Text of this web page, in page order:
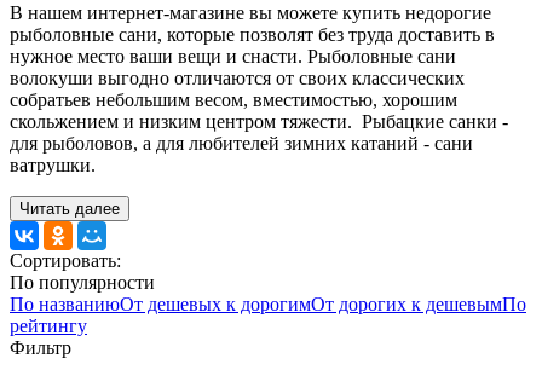
В нашем интернет-магазине вы можете купить недорогие
рыболовные сани, которые позволят без труда доставить в
нужное место ваши вещи и снасти. Рыболовные сани
волокуши выгодно отличаются от своих классических
собратьев небольшим весом, вместимостью, хорошим
скольжением и низким центром тяжести. Рыбацкие санки -
для рыболовов, а для любителей зимних катаний - сани
ватрушки.
Читать далее
Сортировать:
По популярности
По названиюОт дешевых к дорогимОт дорогих к дешевымПо
рейтингу
Фильтр